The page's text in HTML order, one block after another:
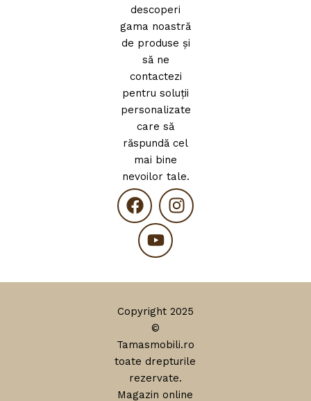
descoperi
gama noastră
de produse și
să ne
contactezi
pentru soluții
personalizate
care să
răspundă cel
mai bine
nevoilor tale.
Copyright 2025
©
Tamasmobili.ro
toate drepturile
rezervate.
Magazin online